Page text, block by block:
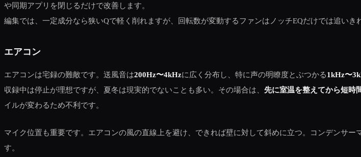
や同期アプリを閉じるだけで改善します。
編集では、一定成分なら狭いQで軽く削れますが、回転数が変動するファンはノッチEQだけでは追いき
エアコン
エアコンは宅録の難敵です。送風音は200Hz〜4kHzに広く分布し、特に声の明瞭度とぶつかる1kHz〜
収録中は停止が理想ですが、夏冬は現実的でないことも多い。その場合は、 先に室温を整えてから短時
イルが変わるため不利です。
マイク位置も重要です。エアコンの風の直線上を避け、できれば壁に対して斜めに立つ。コンデンサ
す。